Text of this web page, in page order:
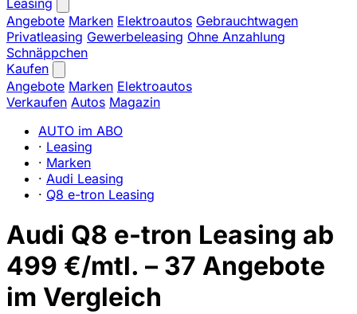
Leasing
Angebote Marken Elektroautos Gebrauchtwagen
Privatleasing Gewerbeleasing Ohne Anzahlung
Schnäppchen
Kaufen
Angebote Marken Elektroautos
Verkaufen Autos Magazin
AUTO im ABO
· Leasing
· Marken
· Audi Leasing
· Q8 e-tron Leasing
Audi Q8 e-tron Leasing ab
499 €/mtl. – 37 Angebote
im Vergleich